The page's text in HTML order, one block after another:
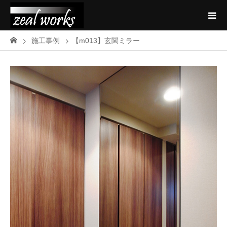
施工事例 【m013】玄関ミラー